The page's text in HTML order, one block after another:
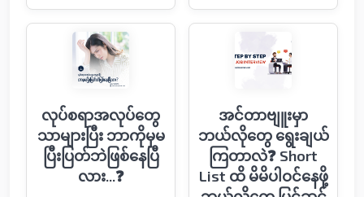
လုပ်စရာအလုပ်တွေ
သာများပြီး ဘာကိုမှမ
ပြီးပြတ်ဘဲဖြစ်နေပြီ
လား...❓
အင်တာဗျူးမှာ
ဘယ်လို‌တွေ ရွေးချယ်
ကြတာလဲ❓ Short
List ထိ မိမိပါဝင်နေဖို့